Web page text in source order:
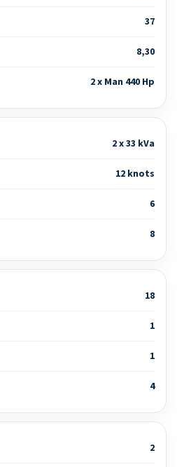
37
8,30
2 x Man 440 Hp
2 x 33 kVa
12 knots
6
8
18
1
1
4
2